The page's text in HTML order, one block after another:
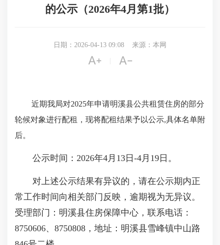
的公示（2026年4月第1批）
日期：2026-04-13 09:08 来源：本网
 
近期我局对2025年申请明溪县公共租赁住房的部分
轮候对象进行配租，现将配租结果予以公示,具体名单附
后。
公示时间：2026年4月13日-4月19日。
对上述公示结果有异议的，请在公示期内正
常工作时间向相关部门反映，逾期视为无异议。
受理部门：明溪县住房保障中心，联系电话：
8750606、8750808，地址：明溪县雪峰镇中山路